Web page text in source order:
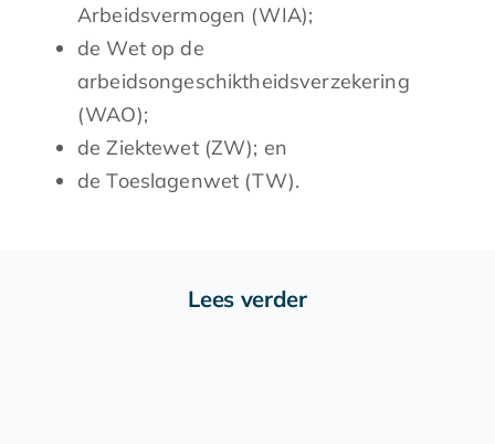
Arbeidsvermogen (WIA);
de Wet op de
arbeidsongeschiktheidsverzekering
(WAO);
de Ziektewet (ZW); en
de Toeslagenwet (TW).
Lees verder